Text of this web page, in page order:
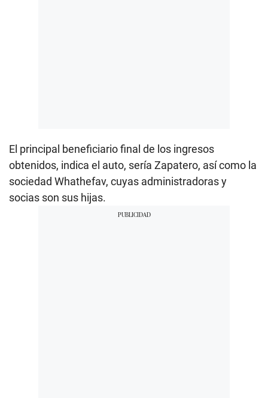
El principal beneficiario final de los ingresos
obtenidos, indica el auto, sería Zapatero, así como la
sociedad Whathefav, cuyas administradoras y
socias son sus hijas.